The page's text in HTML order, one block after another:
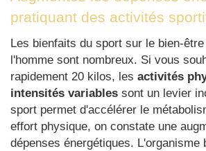
pratiquant des activités
Les bienfaits du sport sur le bien-
l'homme sont nombreux. Si vous
rapidement 20 kilos, les activités
intensités variables sont un levier
sport permet d'accélérer le
effort physique, on constate une
dépenses énergétiques. L'organisme